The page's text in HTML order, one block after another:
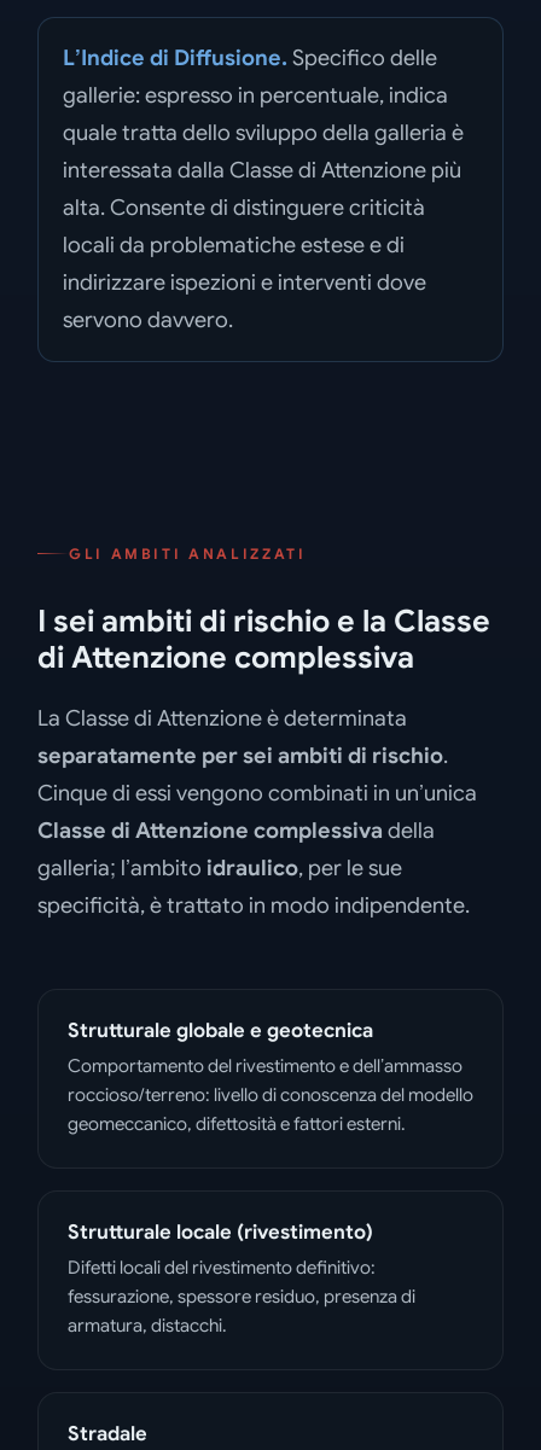
L’Indice di Diffusione. Specifico delle
gallerie: espresso in percentuale, indica
quale tratta dello sviluppo della galleria è
interessata dalla Classe di Attenzione più
alta. Consente di distinguere criticità
locali da problematiche estese e di
indirizzare ispezioni e interventi dove
servono davvero.
GLI AMBITI ANALIZZATI
I sei ambiti di rischio e la Classe
di Attenzione complessiva
La Classe di Attenzione è determinata
separatamente per sei ambiti di rischio.
Cinque di essi vengono combinati in un’unica
Classe di Attenzione complessiva della
galleria; l’ambito idraulico, per le sue
specificità, è trattato in modo indipendente.
Strutturale globale e geotecnica
Comportamento del rivestimento e dell’ammasso
roccioso/terreno: livello di conoscenza del modello
geomeccanico, difettosità e fattori esterni.
Strutturale locale (rivestimento)
Difetti locali del rivestimento definitivo:
fessurazione, spessore residuo, presenza di
armatura, distacchi.
Stradale